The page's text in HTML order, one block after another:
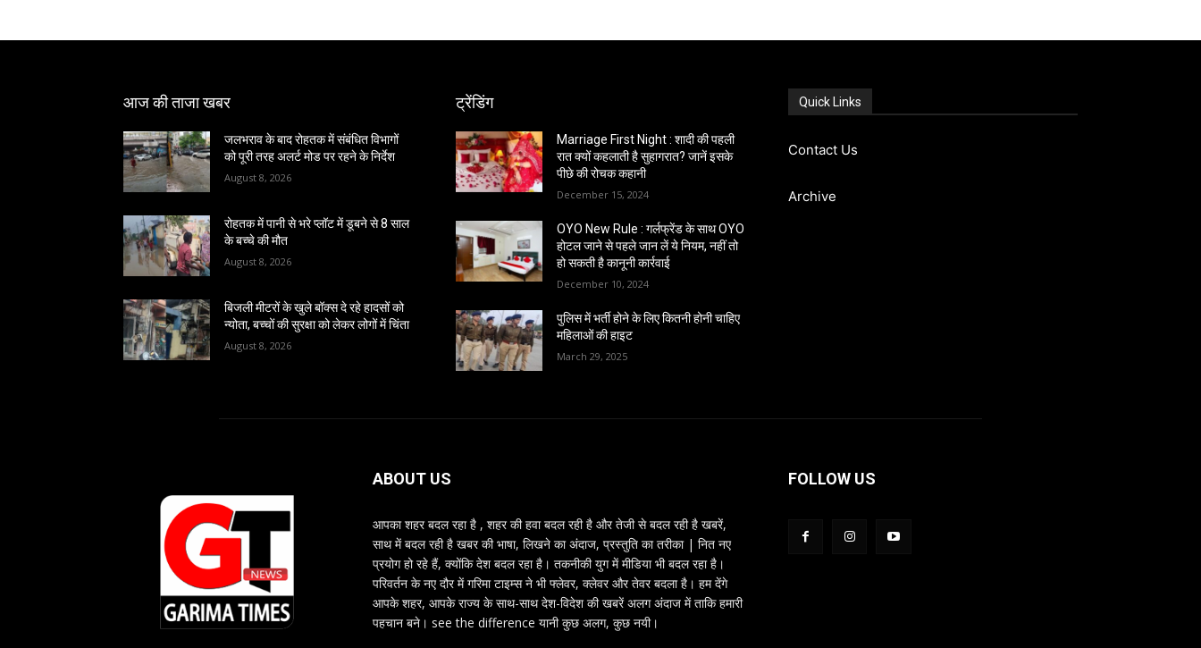
आज की ताजा खबर
जलभराव के बाद रोहतक में संबंधित विभागों
को पूरी तरह अलर्ट मोड पर रहने के निर्देश
August 8, 2026
रोहतक में पानी से भरे प्लॉट में डूबने से 8 साल
के बच्चे की मौत
August 8, 2026
बिजली मीटरों के खुले बॉक्स दे रहे हादसों को
न्योता, बच्चों की सुरक्षा को लेकर लोगों में चिंता
August 8, 2026
ट्रेंडिंग
Marriage First Night : शादी की पहली
रात क्यों कहलाती है सुहागरात? जानें इसके
पीछे की रोचक कहानी
December 15, 2024
OYO New Rule : गर्लफ्रेंड के साथ OYO
होटल जाने से पहले जान लें ये नियम, नहीं तो
हो सकती है कानूनी कार्रवाई
December 10, 2024
पुलिस में भर्ती होने के लिए कितनी होनी चाहिए
महिलाओं की हाइट
March 29, 2025
Quick Links
Contact Us
Archive
ABOUT US
आपका शहर बदल रहा है , शहर की हवा बदल रही है और तेजी से बदल रही है खबरें,
साथ में बदल रही है खबर की भाषा, लिखने का अंदाज, प्रस्तुति का तरीका | नित नए
प्रयोग हो रहे हैं, क्योंकि देश बदल रहा है। तकनीकी युग में मीडिया भी बदल रहा है।
परिवर्तन के नए दौर में गरिमा टाइम्स ने भी फ्लेवर, क्लेवर और तेवर बदला है। हम देंगे
आपके शहर, आपके राज्य के साथ-साथ देश-विदेश की खबरें अलग अंदाज में ताकि हमारी
पहचान बने। see the difference यानी कुछ अलग, कुछ नयी।
FOLLOW US